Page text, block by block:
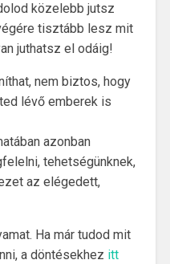
közelebb jutsz
tisztább lesz mit
juthatsz el odáig!
nem biztos, hogy
lévő emberek is
azonban
tehetségünknek,
az elégedett,
Ha már tudod mit
a döntésekhez itt